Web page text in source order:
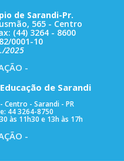
de Sarandi-Pr.
565 - Centro
(44) 3264 - 8600
0001-10
2025
-
de Sarandi
Centro - Sarandi - PR
44 3264-8750
às 11h30 e 13h às 17h
-